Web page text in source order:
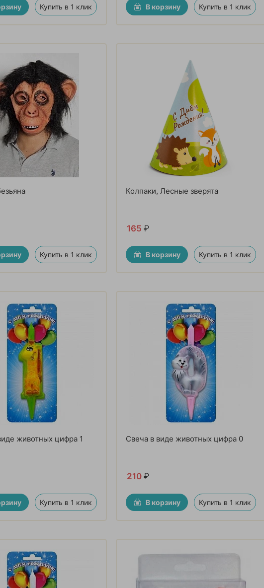
Купить в 1 клик В корзину Купить в 1 клик
Купить в 1 клик
Колпаки, Лесные зверята
165 ₽
В корзину Купить в 1 клик
животных цифра 1
Купить в 1 клик
Свеча в виде животных цифра 0
210 ₽
В корзину Купить в 1 клик